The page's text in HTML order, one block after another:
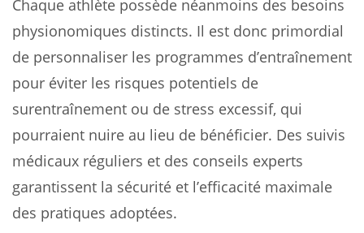
Chaque athlète possède néanmoins des besoins
physionomiques distincts. Il est donc primordial
de personnaliser les programmes d’entraînement
pour éviter les risques potentiels de
surentraînement ou de stress excessif, qui
pourraient nuire au lieu de bénéficier. Des suivis
médicaux réguliers et des conseils experts
garantissent la sécurité et l’efficacité maximale
des pratiques adoptées.